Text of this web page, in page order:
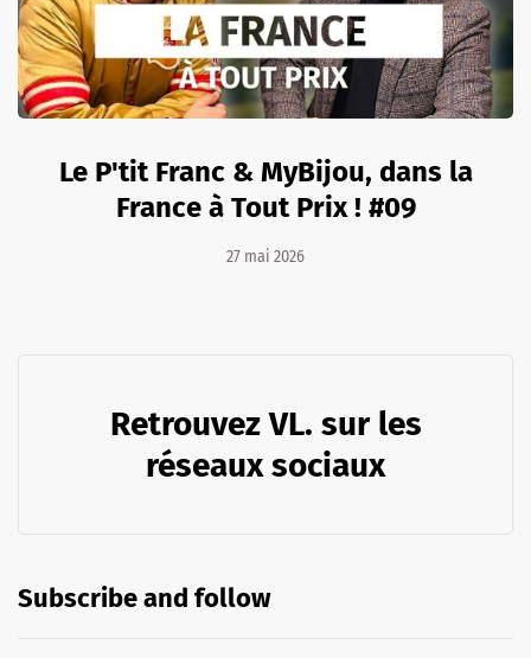
Le P'tit Franc & MyBijou, dans la
France à Tout Prix ! #09
27 mai 2026
Retrouvez VL. sur les
réseaux sociaux
Subscribe and follow